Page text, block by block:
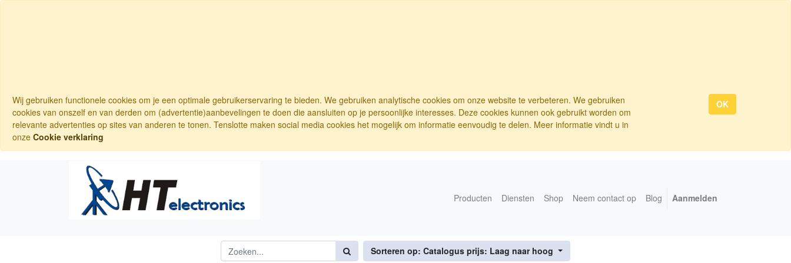
Wij gebruiken functionele cookies om je een optimale gebruikerservaring te bieden. We gebruiken analytische cookies om onze website te verbeteren. We gebruiken
cookies van onszelf en van derden om (advertentie)aanbevelingen te doen die aansluiten op je persoonlijke interesses. Deze cookies kunnen ook gebruikt worden om
relevante advertenties op sites van anderen te tonen. Tenslotte maken social media cookies het mogelijk om informatie eenvoudig te delen. Meer informatie vindt u in
onze Cookie verklaring
OK
Producten Diensten Shop Neem contact op Blog Aanmelden
Sorteren op: Catalogus prijs: Laag naar hoog